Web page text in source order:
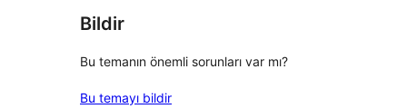
Bildir
Bu temanın önemli sorunları var mı?
Bu temayı bildir